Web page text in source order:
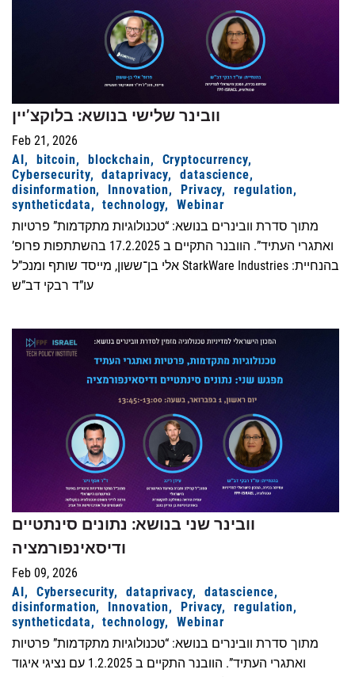
וובינר שלישי בנושא: בלוקצ’יין
Feb 21, 2026
AI
bitcoin blockchain
Cryptocurrency
Cybersecurity
dataprivacy
datascience
disinformation
Innovation Privacy
regulation
syntheticdata
technology
Webinar
מתוך סדרת וובינרים בנושא: “טכנולוגיות מתקדמות” פרטיות
ואתגרי העתיד”. הוובנר התקיים ב 17.2.2025 בהשתתפות פרופ’
אלי בן־ששון, מייסד שותף ומנכ”ל StarkWare Industries בהנחיית:
עו”ד רבקי דב”ש
וובינר שני בנושא: נתונים סינתטיים
ודיסאינפורמציה
Feb 09, 2026
AI
Cybersecurity dataprivacy
datascience
disinformation
Innovation Privacy
regulation
syntheticdata
technology
Webinar
מתוך סדרת וובינרים בנושא: “טכנולוגיות מתקדמות” פרטיות
ואתגרי העתיד”. הוובנר התקיים ב 1.2.2025 עם נציגי איגוד